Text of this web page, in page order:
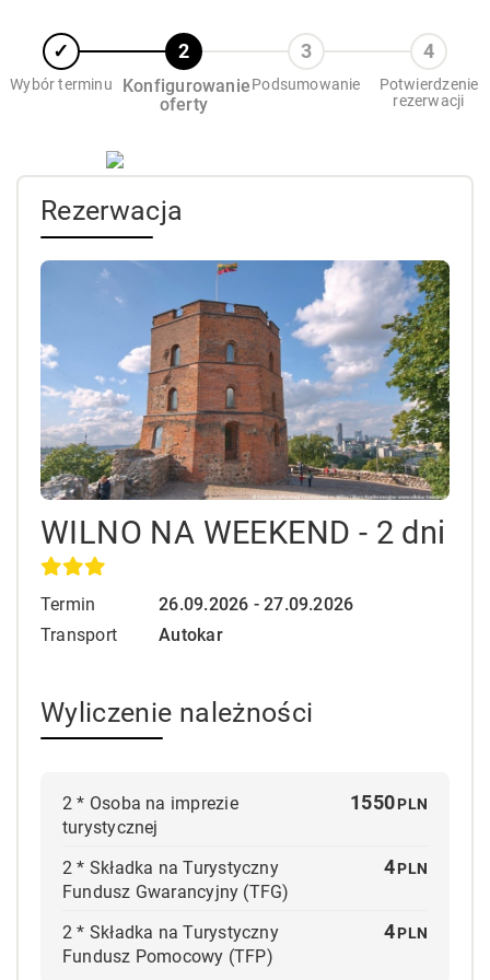
Wybór terminu
Konfigurowanie
oferty
Podsumowanie
Potwierdzenie
rezerwacji
Rezerwacja
WILNO NA WEEKEND - 2 dni
Termin
26.09.2026 - 27.09.2026
Transport
Autokar
Wyliczenie należności
2 * Osoba na imprezie
turystycznej
1550PLN
2 * Składka na Turystyczny
Fundusz Gwarancyjny (TFG)
4PLN
2 * Składka na Turystyczny
Fundusz Pomocowy (TFP)
4PLN